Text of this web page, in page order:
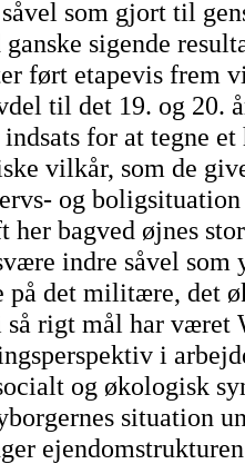
som gjort til
sigende
ført etapevis frem
til det 19. og 20.
for at tegne
vilkår, som de
og
her bagved øjnes
indre såvel som
på det militære, det
rigt mål har været
i
og økologisk
situation